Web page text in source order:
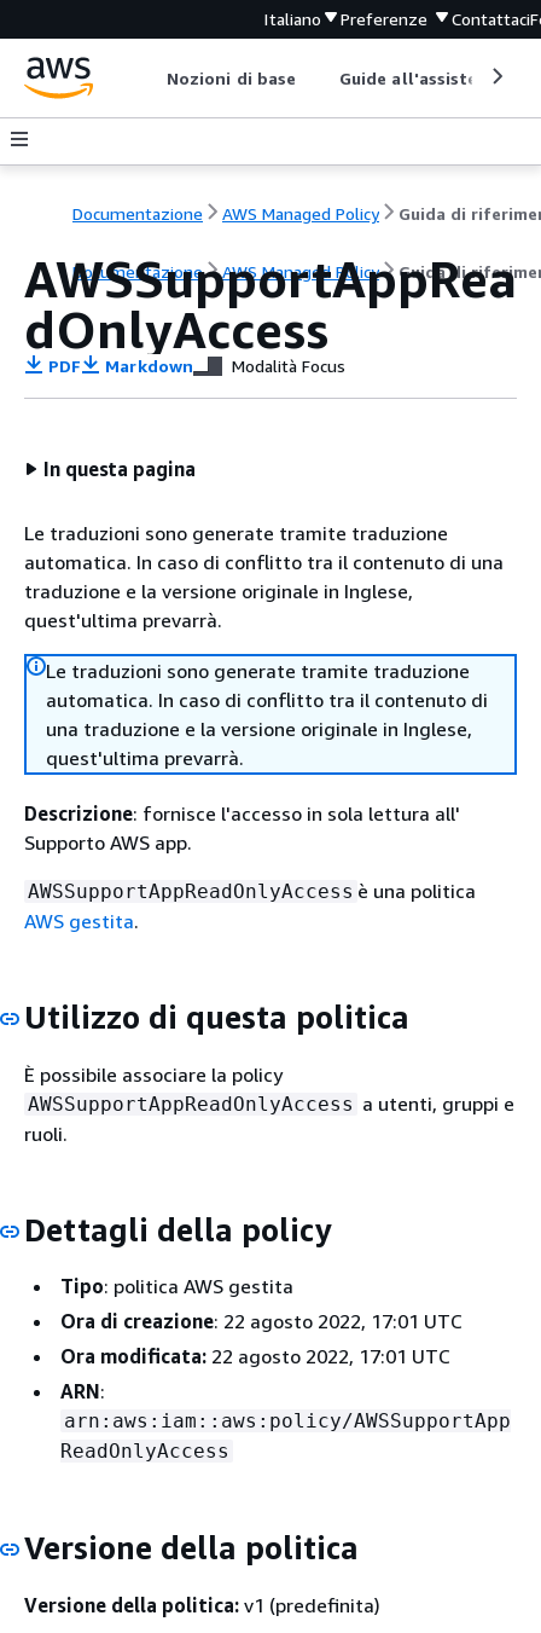
Italiano Preferenze Contattaci
Nozioni di base Guide all'assistenza
Documentazione AWS Managed Policy
Documentazione AWS Managed Policy Guida di
AWSSupportAppRea
dOnlyAccess
PDF Markdown Modalità Focus
In questa pagina
Le traduzioni sono generate tramite traduzione
automatica. In caso di conflitto tra il contenuto di una
traduzione e la versione originale in Inglese,
quest'ultima prevarrà.
Le traduzioni sono generate tramite traduzione
automatica. In caso di conflitto tra il contenuto di
una traduzione e la versione originale in Inglese,
quest'ultima prevarrà.
Descrizione: fornisce l'accesso in sola lettura all'
Supporto AWS app.
AWSSupportAppReadOnlyAccess è una politica
AWS gestita.
Utilizzo di questa politica
È possibile associare la policy
AWSSupportAppReadOnlyAccess a utenti, gruppi e
ruoli.
Dettagli della policy
Tipo: politica AWS gestita
Ora di creazione: 22 agosto 2022, 17:01 UTC
Ora modificata: 22 agosto 2022, 17:01 UTC
ARN:
arn:aws:iam::aws:policy/AWSSupportApp
ReadOnlyAccess
Versione della politica
Versione della politica: v1 (predefinita)